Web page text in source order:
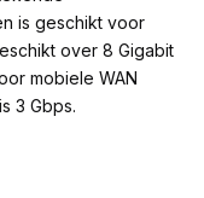
is geschikt voor
over 8 Gigabit
mobiele WAN
3 Gbps.